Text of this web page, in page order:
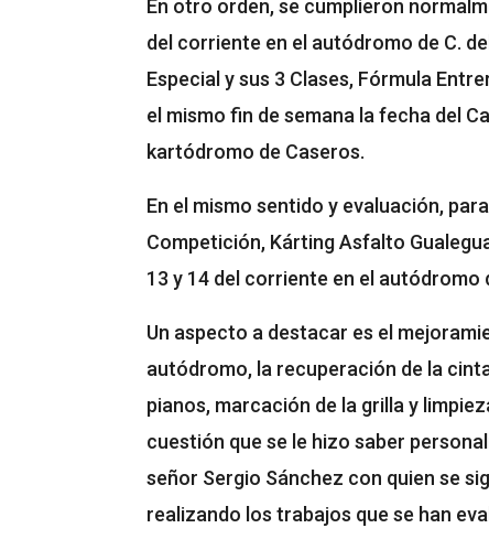
En otro orden, se cumplieron
del corriente en el autódromo de C.
Especial y sus 3 Clases, Fórmula
el mismo fin de semana la fecha del
kartódromo de Caseros.
En el mismo sentido y evaluación,
Competición, Kárting Asfalto
13 y 14 del corriente en el autódromo
Un aspecto a destacar es el
autódromo, la recuperación de la
pianos, marcación de la grilla y
cuestión que se le hizo saber
señor Sergio Sánchez con quien se
realizando los trabajos que se han